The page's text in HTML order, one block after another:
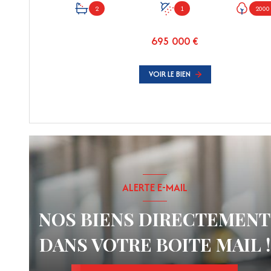
2 1
695 000 €
VOIR LE BIEN
ALERTE E-MAIL
NOS BIENS DIRECTEMENT
DANS VOTRE BOITE MAIL !